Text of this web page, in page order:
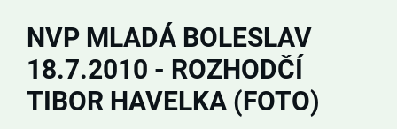
NVP MLADÁ BOLESLAV
18.7.2010 - ROZHODČÍ
TIBOR HAVELKA (FOTO)